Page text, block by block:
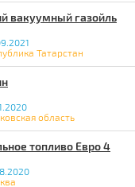
вакуумный газойль
Татарстан
область
топливо Евро 4